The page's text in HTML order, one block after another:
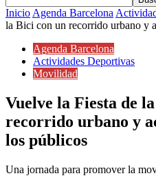
InicioAgenda Barcelona
la Bici con un recorrido urbano y
Agenda Barcelona
Actividades Deportivas
Movilidad
Vuelve la Fiesta de
recorrido urbano y
los públicos
Una jornada para promover la